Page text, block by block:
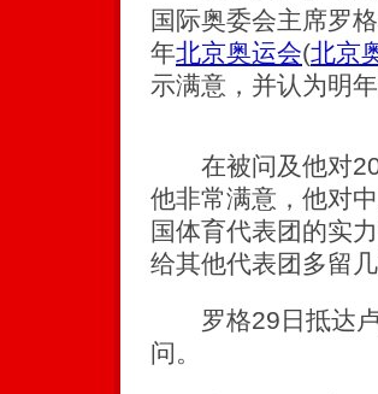
国际奥委会主席罗
年北京奥运会(北京
示满意，并认为明
在被问及他对
他非常满意，他对
国体育代表团的实
给其他代表团多留几
罗格29日抵达卢
问。